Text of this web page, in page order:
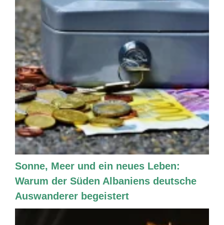
Sonne, Meer und ein neues Leben:
Warum der Süden Albaniens deutsche
Auswanderer begeistert